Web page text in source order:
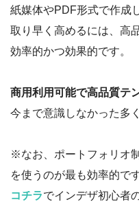
紙媒体やPDF形式で作成
取り早く高めるには、高
効率的かつ効果的です。
商用利用可能で高品質テ
今まで意識しなかった多
※なお、ポートフォリオ
を使うのが最も効率的です
コチラでインデザ初心者